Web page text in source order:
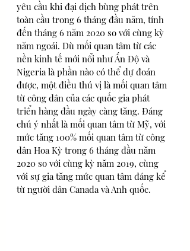
yêu cầu khi đại dịch bùng phát trên
toàn cầu trong 6 tháng đầu năm, tính
đến tháng 6 năm 2020 so với cùng kỳ
năm ngoái. Dù mối quan tâm từ các
nền kinh tế mới nổi như Ấn Độ và
Nigeria là phần nào có thể dự đoán
được, một điều thú vị là mối quan tâm
từ công dân của các quốc gia phát
triển hàng đầu ngày càng tăng. Đáng
chú ý nhất là mối quan tâm từ Mỹ, với
mức tăng 100% mối quan tâm từ công
dân Hoa Kỳ trong 6 tháng đầu năm
2020 so với cùng kỳ năm 2019, cùng
với sự gia tăng mức quan tâm đáng kể
từ người dân Canada và Anh quốc.